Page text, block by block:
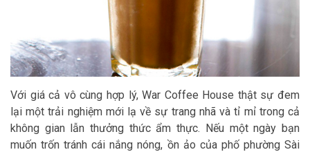
Với giá cả vô cùng hợp lý, War Coffee House thật sự đem
lại một trải nghiệm mới lạ về sự trang nhã và tỉ mỉ trong cả
không gian lẫn thưởng thức ẩm thực. Nếu một ngày bạn
muốn trốn tránh cái nắng nóng, ồn ảo của phố phường Sài